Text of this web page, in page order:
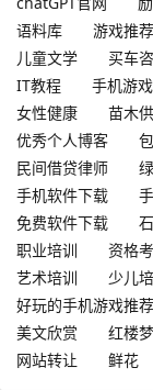
语料库
游戏推荐
儿童文学
买车
IT教程
手机游
女性健康
苗木
优秀个人博客
民间借贷律师
手机软件下载
免费软件下载
职业培训
资格
艺术培训
少儿
好玩的手机游戏推荐
美文欣赏
红楼梦
网站转让
鲜花